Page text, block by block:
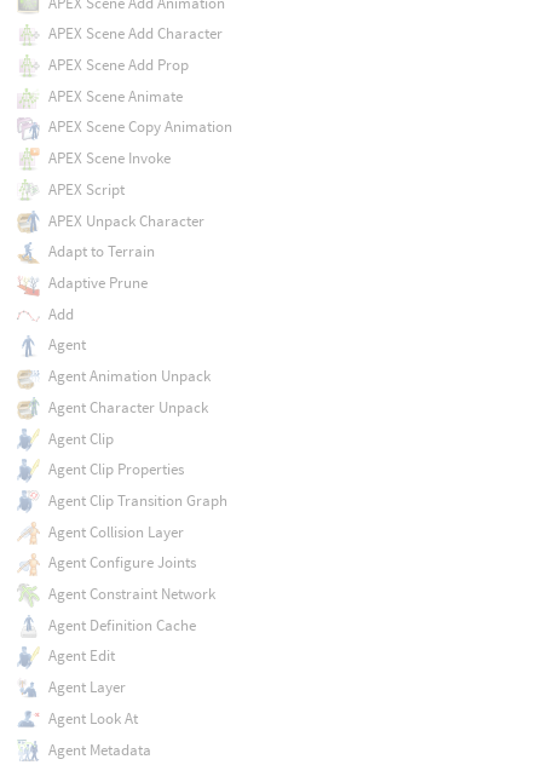
APEX Scene Add Character
APEX Scene Add Prop
APEX Scene Animate
APEX Scene Copy Animation
APEX Scene Invoke
APEX Script
APEX Unpack Character
Adapt to Terrain
Adaptive Prune
Add
Agent
Agent Animation Unpack
Agent Character Unpack
Agent Clip
Agent Clip Properties
Agent Clip Transition Graph
Agent Collision Layer
Agent Configure Joints
Agent Constraint Network
Agent Definition Cache
Agent Edit
Agent Layer
Agent Look At
Agent Metadata